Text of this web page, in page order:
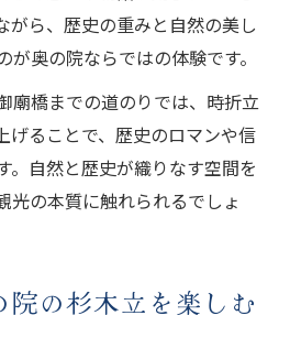
がら、歴史の重みと自然の美し
奥の院ならではの体験です。
廟橋までの道のりでは、時折立
げることで、歴史のロマンや信
。自然と歴史が織りなす空間を
光の本質に触れられるでしょ
の杉木立を楽しむ